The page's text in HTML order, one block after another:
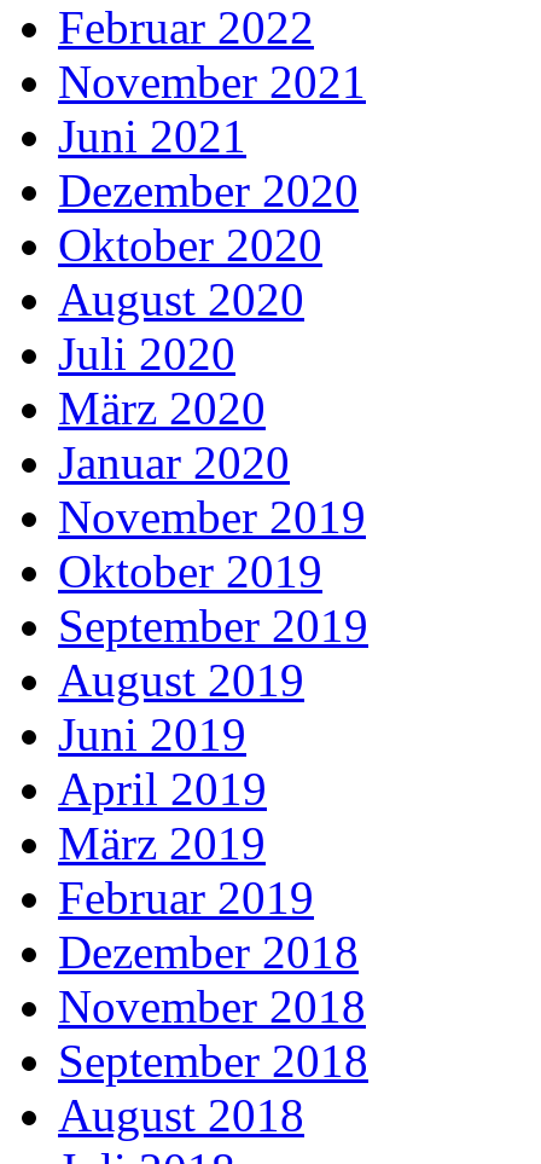
Februar 2022
November 2021
Juni 2021
Dezember 2020
Oktober 2020
August 2020
Juli 2020
März 2020
Januar 2020
November 2019
Oktober 2019
September 2019
August 2019
Juni 2019
April 2019
März 2019
Februar 2019
Dezember 2018
November 2018
September 2018
August 2018